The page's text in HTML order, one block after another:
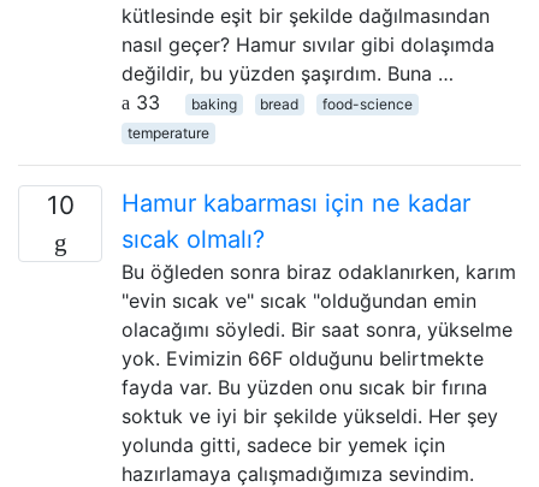
kütlesinde eşit bir şekilde dağılmasından
nasıl geçer? Hamur sıvılar gibi dolaşımda
değildir, bu yüzden şaşırdım. Buna …
33
baking bread
food-science
temperature
10
Hamur kabarması için ne kadar
sıcak olmalı?
Bu öğleden sonra biraz odaklanırken, karım
"evin sıcak ve" sıcak "olduğundan emin
olacağımı söyledi. Bir saat sonra, yükselme
yok. Evimizin 66F olduğunu belirtmekte
fayda var. Bu yüzden onu sıcak bir fırına
soktuk ve iyi bir şekilde yükseldi. Her şey
yolunda gitti, sadece bir yemek için
hazırlamaya çalışmadığımıza sevindim.